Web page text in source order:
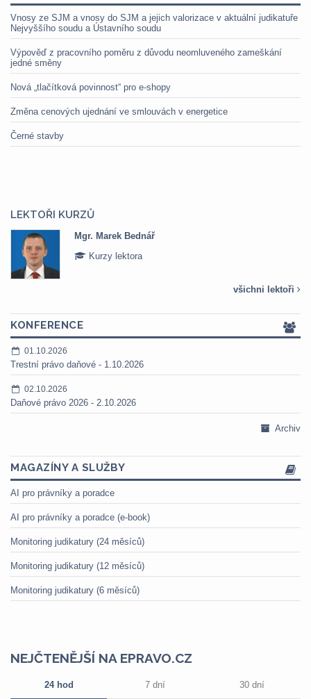
Vnosy ze SJM a vnosy do SJM a jejich valorizace v aktuální judikatuře
Nejvyššího soudu a Ústavního soudu
Výpověď z pracovního poměru z důvodu neomluveného zameškání
jedné směny
Nová „tlačítková povinnost“ pro e-shopy
Změna cenových ujednání ve smlouvách v energetice
Černé stavby
LEKTOŘI KURZŮ
Mgr. Marek Bednář
Kurzy lektora
všichni lektoři
KONFERENCE
01.10.2026
Trestní právo daňové - 1.10.2026
02.10.2026
Daňové právo 2026 - 2.10.2026
Archiv
MAGAZÍNY A SLUŽBY
AI pro právníky a poradce
AI pro právníky a poradce (e-book)
Monitoring judikatury (24 měsíců)
Monitoring judikatury (12 měsíců)
Monitoring judikatury (6 měsíců)
NEJČTENĚJŠÍ NA EPRAVO.CZ
24 hod 7 dní 30 dní